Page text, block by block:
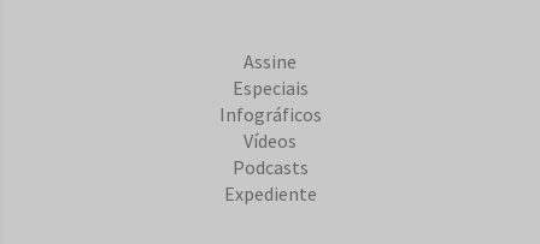
Assine
Especiais
Infográficos
Vídeos
Podcasts
Expediente